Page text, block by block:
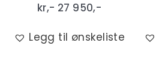
kr,- 27 950,-
Legg til ønskeliste